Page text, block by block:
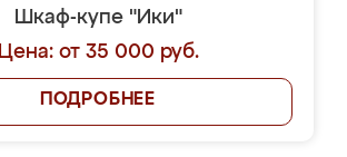
Шкаф-купе "Ики"
Цена: от 35 000 руб.
ПОДРОБНЕЕ